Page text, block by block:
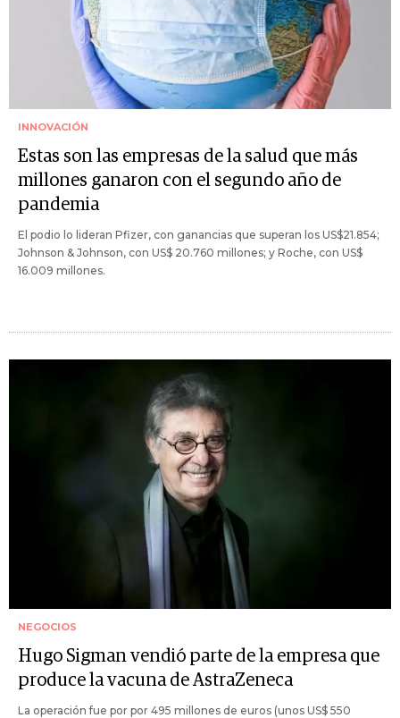
INNOVACIÓN
Estas son las empresas de la salud que más
millones ganaron con el segundo año de
pandemia
El podio lo lideran Pfizer, con ganancias que superan los US$21.854;
Johnson & Johnson, con US$ 20.760 millones; y Roche, con US$
16.009 millones.
NEGOCIOS
Hugo Sigman vendió parte de la empresa que
produce la vacuna de AstraZeneca
La operación fue por por 495 millones de euros (unos US$ 550